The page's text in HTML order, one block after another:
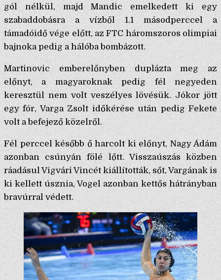
gól nélkül, majd Mandic emelkedett ki egy
szabaddobásra a vízből 1.1 másodperccel a
támadóidő vége előtt, az FTC háromszoros olimpiai
bajnoka pedig a hálóba bombázott.
Martinovic emberelőnyben duplázta meg az
előnyt, a magyaroknak pedig fél negyeden
keresztül nem volt veszélyes lövésük. Jókor jött
egy fór, Varga Zsolt időkérése után pedig Fekete
volt a befejező közelről.
Fél perccel később ő harcolt ki előnyt, Nagy Ádám
azonban csúnyán fölé lőtt. Visszaúszás közben
ráadásul Vigvári Vincét kiállították, sőt, Vargának is
ki kellett úsznia, Vogel azonban kettős hátrányban
bravúrral védett.